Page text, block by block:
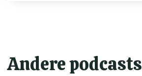
Andere podcasts